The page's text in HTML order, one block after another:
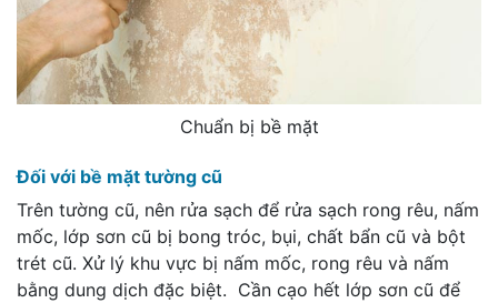
Chuẩn bị bề mặt
Đối với bề mặt tường cũ
Trên tường cũ, nên rửa sạch để rửa sạch rong rêu, nấm
mốc, lớp sơn cũ bị bong tróc, bụi, chất bẩn cũ và bột
trét cũ. Xử lý khu vực bị nấm mốc, rong rêu và nấm
bằng dung dịch đặc biệt. Cần cạo hết lớp sơn cũ để